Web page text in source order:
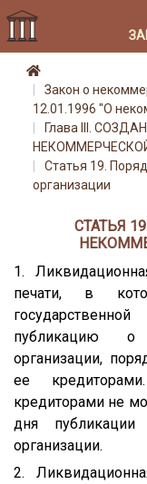
Закон о
12.01.1996 "О
Глава III.
Статья 19.
организации
СТАТЬЯ
1.
печати, в
публикацию о
организации,
ее
кредиторами не
дня
организации.
2.